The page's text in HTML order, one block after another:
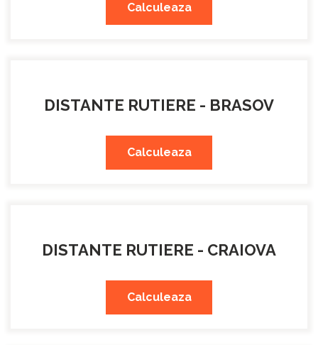
Calculeaza
DISTANTE RUTIERE - BRASOV
Calculeaza
DISTANTE RUTIERE - CRAIOVA
Calculeaza